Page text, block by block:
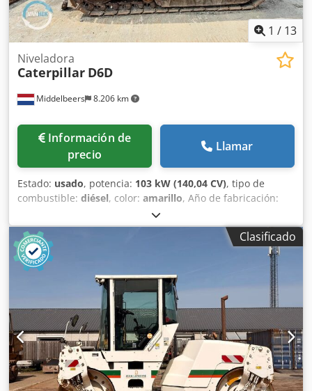
1 / 13
Middelbeers 8.206 km
Niveladora
Caterpillar D6D
Información de
precio
Llamar
Estado: usado, potencia: 103 kW (140,04 CV), tipo de
combustible: diésel, color: amarillo, Año de fabricación:
, Información general Año de fabricación: 1979 Año
del modelo: 1979 Número de serie: 20X1733 Información
técnica Número de cilindros: 6 Tracción: orugas Chjdpsun
Rlqjfx Ai Aja Peso en vacío: 14.000 kg Estado Estado
general: medio Estado técnico: bueno Estado visual: malo
Información financiera Precio: A consultar Más información
Para más información, póngase en contacto con Ernst van
Hek.
Clasificado